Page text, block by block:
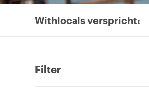
Withlocals verspricht:
Filter